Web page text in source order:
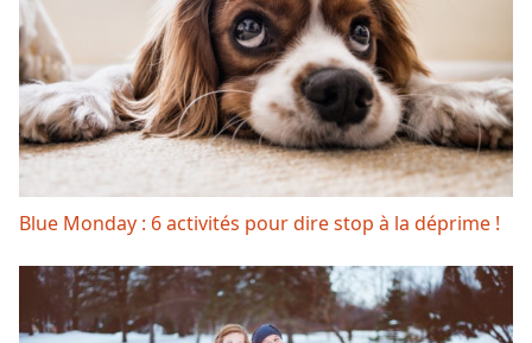
Blue Monday : 6 activités pour dire stop à la déprime !